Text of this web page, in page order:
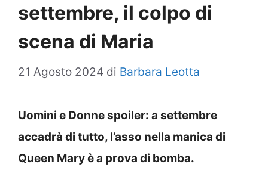
settembre, il colpo di
scena di Maria
21 Agosto 2024 di Barbara Leotta
Uomini e Donne spoiler: a settembre
accadrà di tutto, l’asso nella manica di
Queen Mary è a prova di bomba.